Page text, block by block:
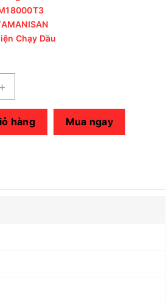
Chạy Dầu
+
hàng Mua ngay